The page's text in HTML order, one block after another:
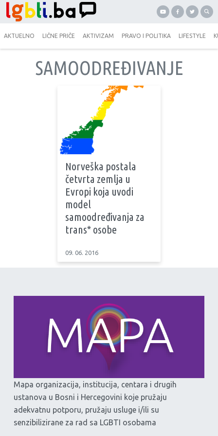
AKTUELNO LIČNE PRIČE AKTIVIZAM PRAVO I POLITIKA LIFESTYLE
SAMOODREĐIVANJE
Norveška postala
četvrta zemlja u
Evropi koja uvodi
model
samoodređivanja za
trans* osobe
09. 06. 2016
Mapa organizacija, institucija, centara i drugih
ustanova u Bosni i Hercegovini koje pružaju
adekvatnu potporu, pružaju usluge i/ili su
senzibilizirane za rad sa LGBTI osobama